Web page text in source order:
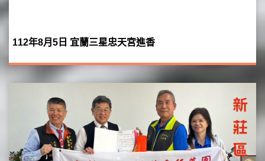
112年8月5日 宜蘭三星忠天宮進香